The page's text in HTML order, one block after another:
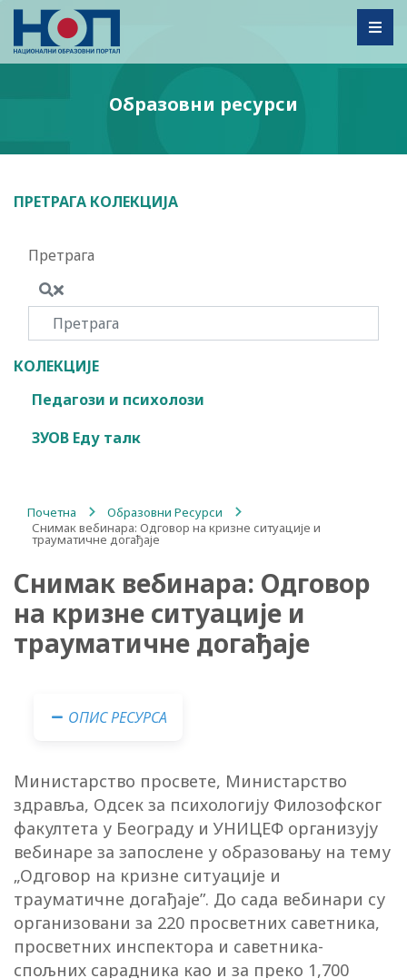
Образовни ресурси
ПРЕТРАГА КОЛЕКЦИЈА
Претрага
КОЛЕКЦИЈЕ
Педагози и психолози
ЗУОВ Еду талк
Почетна / Образовни Ресурси
/
Снимак вебинара: Одговор на кризне ситуације и
трауматичне догађаје
Снимак вебинара: Одговор
на кризне ситуације и
трауматичне догађаје
ОПИС РЕСУРСА
Министарство просвете, Министарство
здравља, Одсек за психологију Филозофског
факултета у Београду и УНИЦЕФ организују
вебинаре за запослене у образовању на тему
„Одговор на кризне ситуације и
трауматичне догађаје”. До сада вебинари су
организовани за 220 просветних саветника,
просветних инспектора и саветника-
спољних сарадника као и за преко 1,700